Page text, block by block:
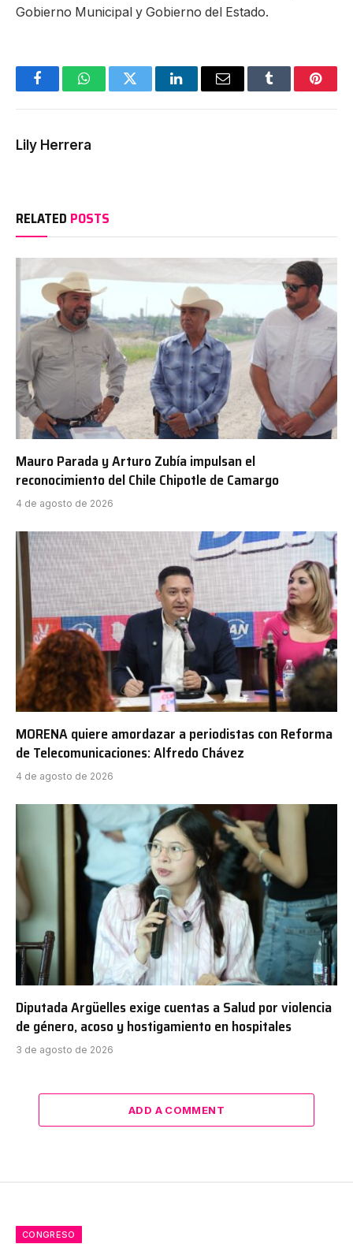
Gobierno Municipal y Gobierno del Estado.
FacebookWhatsAppTwitter LinkedInEmail Tumblr
Lily Herrera
RELATED POSTS
Mauro Parada y Arturo Zubía impulsan el
reconocimiento del Chile Chipotle de Camargo
4 de agosto de 2026
MORENA quiere amordazar a periodistas con Reforma
de Telecomunicaciones: Alfredo Chávez
4 de agosto de 2026
Diputada Argüelles exige cuentas a Salud por violencia
de género, acoso y hostigamiento en hospitales
3 de agosto de 2026
ADD A COMMENT
CONGRESO